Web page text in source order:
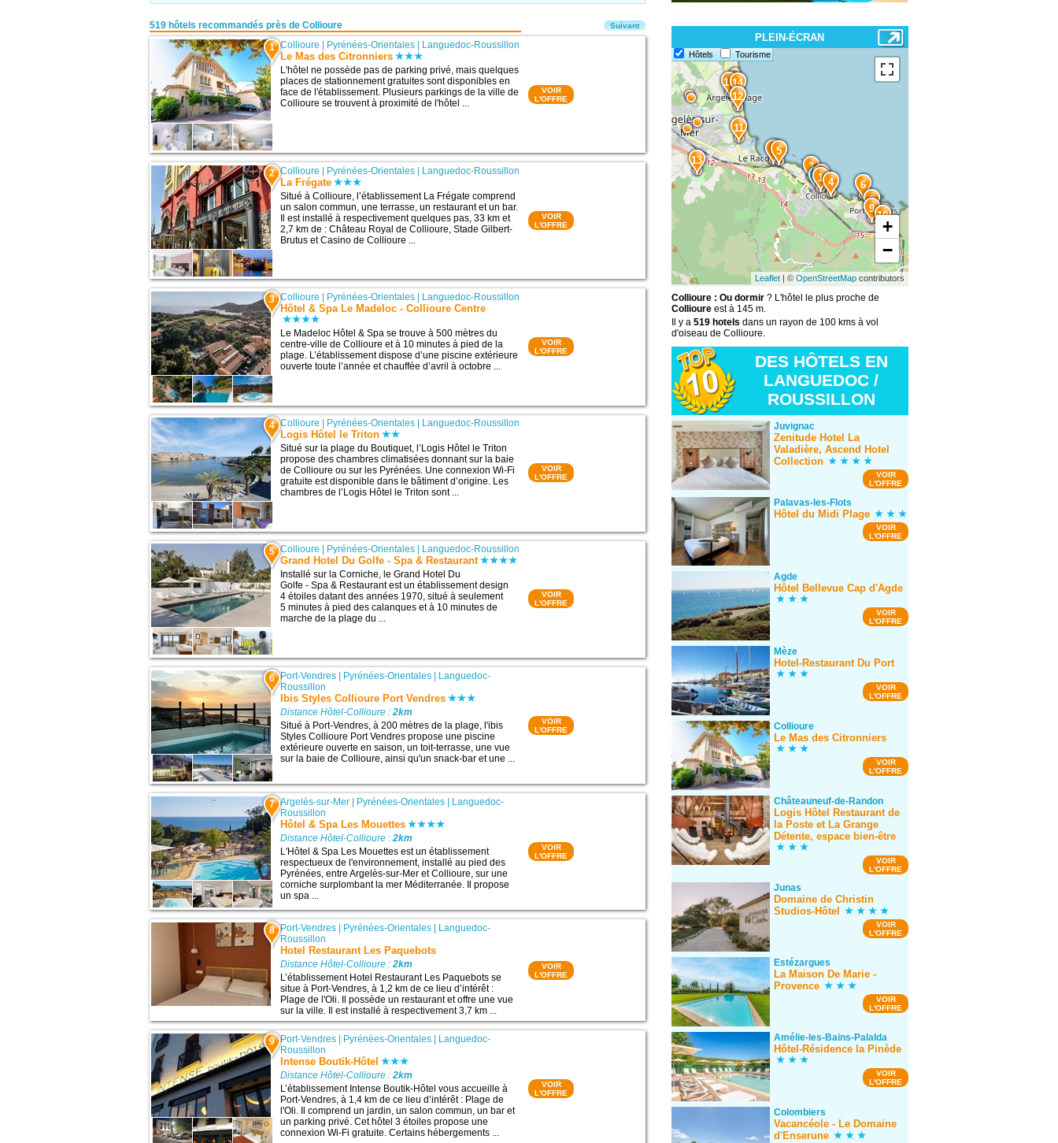
519 hôtels recommandés près de Collioure
1 Collioure | Pyrénées-Orientales | Languedoc-Roussillon
Le Mas des Citronniers
L'hôtel ne possède pas de parking privé, mais quelques
places de stationnement gratuites sont disponibles en
face de l'établissement. Plusieurs parkings de la ville de
Collioure se trouvent à proximité de l'hôtel ...
VOIR
L'OFFRE
2 Collioure | Pyrénées-Orientales | Languedoc-Roussillon
La Frégate
Situé à Collioure, l’établissement La Frégate comprend
un salon commun, une terrasse, un restaurant et un bar.
Il est installé à respectivement quelques pas, 33 km et
2,7 km de : Château Royal de Collioure, Stade Gilbert-
Brutus et Casino de Collioure ...
VOIR
L'OFFRE
3 Collioure Pyrénées-Orientales Languedoc-Roussillon
Hôtel & Spa Le Madeloc - Collioure Centre
Le Madeloc Hôtel & Spa se trouve à 500 mètres du
centre-ville de Collioure et à 10 minutes à pied de la
plage. L’établissement dispose d’une piscine extérieure
ouverte toute l’année et chauffée d’avril à octobre ...
VOIR
L'OFFRE
4 Collioure Pyrénées-Orientales Languedoc-Roussillon
Logis Hôtel le Triton
Situé sur la plage du Boutiquet, l’Logis Hôtel le Triton
propose des chambres climatisées donnant sur la baie
de Collioure ou sur les Pyrénées. Une connexion Wi-Fi
gratuite est disponible dans le bâtiment d’origine. Les
chambres de l’Logis Hôtel le Triton sont ...
VOIR
L'OFFRE
5 Collioure Pyrénées-Orientales Languedoc-Roussillon
Grand Hotel Du Golfe - Spa & Restaurant
Installé sur la Corniche, le Grand Hotel Du
Golfe - Spa & Restaurant est un établissement design
4 étoiles datant des années 1970, situé à seulement
5 minutes à pied des calanques et à 10 minutes de
marche de la plage du ...
VOIR
L'OFFRE
6 Port-Vendres | Pyrénées-Orientales | Languedoc-
Roussillon
Ibis Styles Collioure Port Vendres
Distance Hôtel-Collioure :2km
Situé à Port-Vendres, à 200 mètres de la plage, l'ibis
Styles Collioure Port Vendres propose une piscine
extérieure ouverte en saison, un toit-terrasse, une vue
sur la baie de Collioure, ainsi qu'un snack-bar et une ...
VOIR
L'OFFRE
7 Argelès-sur-Mer | Pyrénées-Orientales | Languedoc-
Roussillon
Hôtel & Spa Les Mouettes
Distance Hôtel-Collioure :2km
L'Hôtel & Spa Les Mouettes est un établissement
respectueux de l'environnement, installé au pied des
Pyrénées, entre Argelès-sur-Mer et Collioure, sur une
corniche surplombant la mer Méditerranée. Il propose
un spa ...
VOIR
L'OFFRE
8 Port-Vendres | Pyrénées-Orientales | Languedoc-
Roussillon
Hotel Restaurant Les Paquebots
Distance Hôtel-Collioure :2km
L’établissement Hotel Restaurant Les Paquebots se
situe à Port-Vendres, à 1,2 km de ce lieu d’intérêt :
Plage de l'Oli. Il possède un restaurant et offre une vue
sur la ville. Il est installé à respectivement 3,7 km ...
VOIR
L'OFFRE
9 Port-Vendres Pyrénées-Orientales
Languedoc-
Roussillon
Intense Boutik-Hôtel
Distance Hôtel-Collioure :2km
L’établissement Intense Boutik-Hôtel vous accueille à
Port-Vendres, à 1,4 km de ce lieu d’intérêt : Plage de
l'Oli. Il comprend un jardin, un salon commun, un bar et
un parking privé. Cet hôtel 3 étoiles propose une
connexion Wi-Fi gratuite. Certains hébergements ...
VOIR
L'OFFRE
Suivant
PLEIN-ÉCRAN
Hôtels Tourisme
1514
13
12
11
10
9
8
7
6
5
4
3
2
1
+
−
Leaflet | ©OpenStreetMap contributors
Collioure : Ou dormir? L'hôtel le plus proche de
Collioureest à 145 m.
Il y a 519 hotels dans un rayon de 100 kms à vol
d'oiseau de Collioure.
DES HÔTELS EN
LANGUEDOC /
ROUSSILLON
Juvignac
Zenitude Hotel La
Valadière, Ascend Hotel
Collection
VOIR
L'OFFRE
Palavas-les-Flots
Hôtel du Midi Plage
VOIR
L'OFFRE
Agde
Hôtel Bellevue Cap d'Agde
VOIR
L'OFFRE
Mèze
Hotel-Restaurant Du Port
VOIR
L'OFFRE
Collioure
Le Mas des Citronniers
VOIR
L'OFFRE
Châteauneuf-de-Randon
Logis Hôtel Restaurant de
la Poste et La Grange
Détente, espace bien-être
VOIR
L'OFFRE
Junas
Domaine de Christin
Studios-Hôtel
VOIR
L'OFFRE
Estézargues
La Maison De Marie -
Provence
VOIR
L'OFFRE
Amélie-les-Bains-Palalda
Hôtel-Résidence la Pinède
VOIR
L'OFFRE
Colombiers
Vacancéole - Le Domaine
d'Enserune